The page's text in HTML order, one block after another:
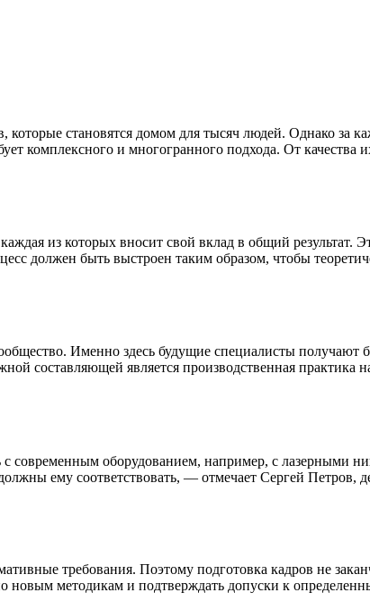
становятся домом для тысяч людей. Однако за
комплексного и многогранного подхода. От
из которых вносит свой вклад в общий
должен быть выстроен таким образом, чтобы
Именно здесь будущие специалисты получают
составляющей является производственная практика
с современным оборудованием, например, с лазерными
ему соответствовать, — отмечает Сергей Петров,
требования. Поэтому подготовка кадров не
методикам и подтверждать допуски к